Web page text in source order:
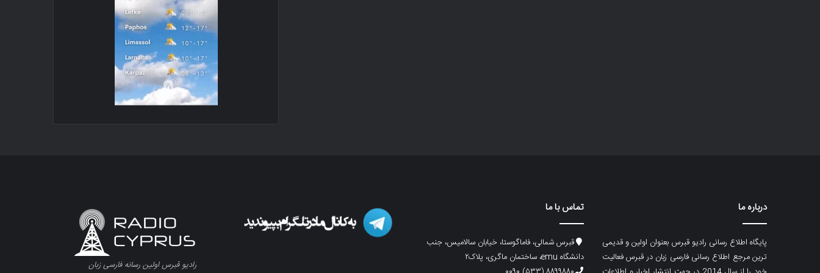
درباره ما
پایگاه اطلاع رسانی رادیو قبرس بعنوان اولین و قدیمی
ترین مرجع اطلاع رسانی فارسی زبان در قبرس فعالیت
تماس با ما
قبرس شمالی، فاماگوستا، خیابان سالامیس، جنب
دانشگاه emu، ساختمان ماگری، پلاک۲
رادیو قبرس اولین رسانه فارسی زبان